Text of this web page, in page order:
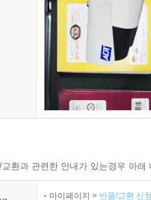
환과 관련한 안내가 있는경우 아
마이페이지 > 반품/교환 신